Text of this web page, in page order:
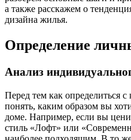
а также расскажем о
дизайна жилья.
Определение
Анализ
Перед тем как определиться
понять, каким образом вы
доме. Например, если вы
стиль «Лофт» или